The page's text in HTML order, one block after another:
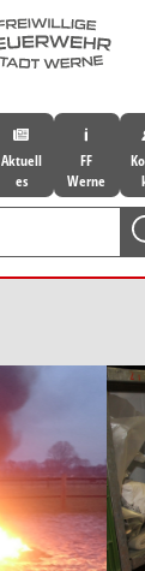
Aktuell
es
FF
Werne